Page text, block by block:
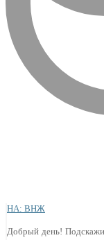
НА: ВНЖ
Добрый день!